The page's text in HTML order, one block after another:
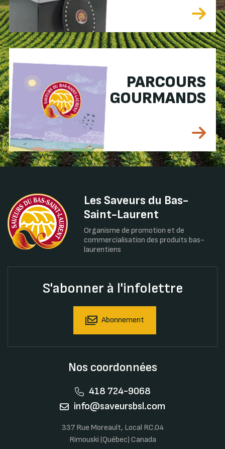
PARCOURS
GOURMANDS
Les Saveurs du Bas-
Saint-Laurent
Organisme de promotion et de
commercialisation des produits bas-
laurentiens
S'abonner à l'infolettre
Abonnement
Nos coordonnées
418 724-9068
info@saveursbsl.com
337 Rue Moreault, Local RC.04
Rimouski (Québec) Canada